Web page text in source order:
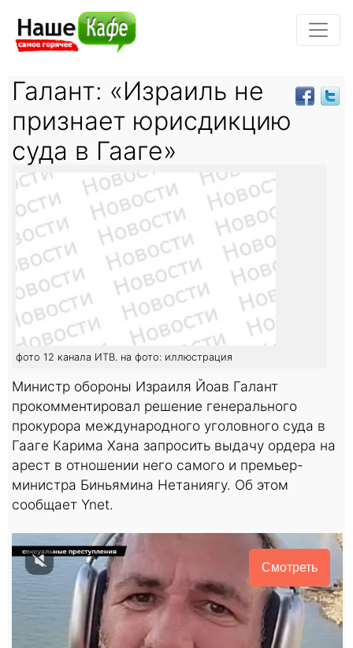
Галант: «Израиль не
признает юрисдикцию
суда в Гааге»
фото 12 канала ИТВ. на фото: иллюстрация
Министр обороны Израиля Йоав Галант
прокомментировал решение генерального
прокурора международного уголовного суда в
Гааге Карима Хана запросить выдачу ордера на
арест в отношении него самого и премьер-
министра Биньямина Нетаниягу. Об этом
сообщает Ynet.
Смотреть